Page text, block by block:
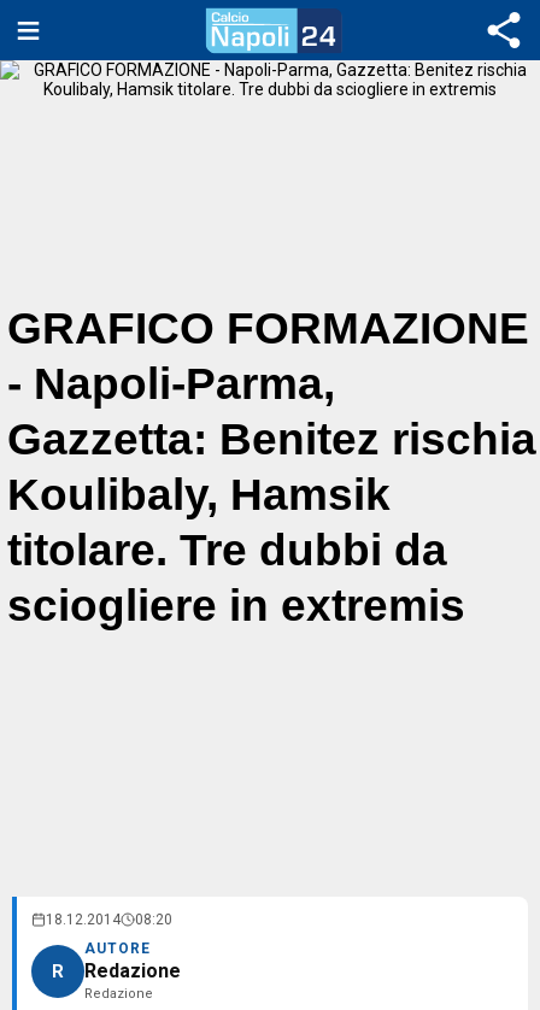
GRAFICO FORMAZIONE
- Napoli-Parma,
Gazzetta: Benitez rischia
Koulibaly, Hamsik
titolare. Tre dubbi da
sciogliere in extremis
18.12.2014 08:20
R
AUTORE
Redazione
Redazione